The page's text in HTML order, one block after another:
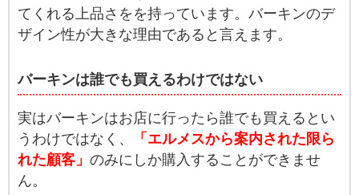
てくれる上品さをを持っています。バーキンのデ
ザイン性が大きな理由であると言えます。
バーキンは誰でも買えるわけではない
実はバーキンはお店に行ったら誰でも買えるとい
うわけではなく、
「 エルメスから案内された限ら
れた顧客 」 のみにしか購入することができませ
ん。